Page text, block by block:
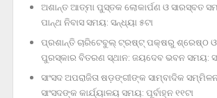
ଅଶାନ୍ତ ଆତ୍ମା ପୁସ୍ତକ ଲୋକାର୍ପଣ ଓ ସାରସ୍ବତ
ପାନ୍ଥ ନିବାସ ସମୟ: ସନ୍ଧ୍ୟା ୫ଟା
ପ୍ରଶାନ୍ତି ଚାରିଟେବୁଲ୍‌ ଟ୍ରଷ୍ଟ୍‌ ପକ୍ଷରୁ ଶ୍ରେଷ୍ଠ
ପୁରସ୍କାର ବିତରଣ ସ୍ଥାନ: ଜୟଦେବ ଭବନ ସମୟ:
ସାଂସଦ ଅପରାଜିତା ଷଡ଼ଙ୍ଗୀଙ୍କ ସାମ୍ବାଦିକ
ସାଂସଦଙ୍କ କାର୍ଯ୍ୟାଳୟ ସମୟ: ପୂର୍ବାହ୍ନ ୧୧ଟା